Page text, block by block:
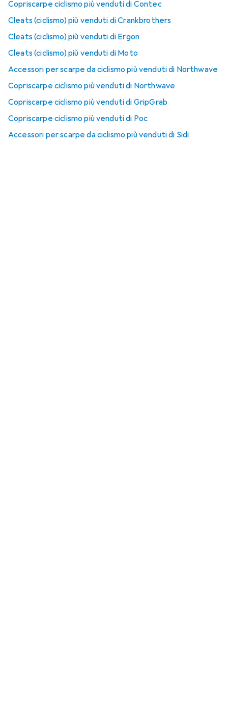
Copriscarpe ciclismo più venduti di Contec
Cleats (ciclismo) più venduti di Crankbrothers
Cleats (ciclismo) più venduti di Ergon
Cleats (ciclismo) più venduti di Moto
Accessori per scarpe da ciclismo più venduti di Northwave
Copriscarpe ciclismo più venduti di Northwave
Copriscarpe ciclismo più venduti di GripGrab
Copriscarpe ciclismo più venduti di Poc
Accessori per scarpe da ciclismo più venduti di Sidi